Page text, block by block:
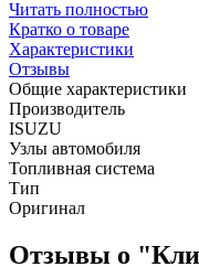
Читать полностью
Кратко о товаре
Характеристики
Отзывы
Общие характеристики
Производитель
ISUZU
Узлы автомобиля
Топливная система
Тип
Оригинал
Отзывы о